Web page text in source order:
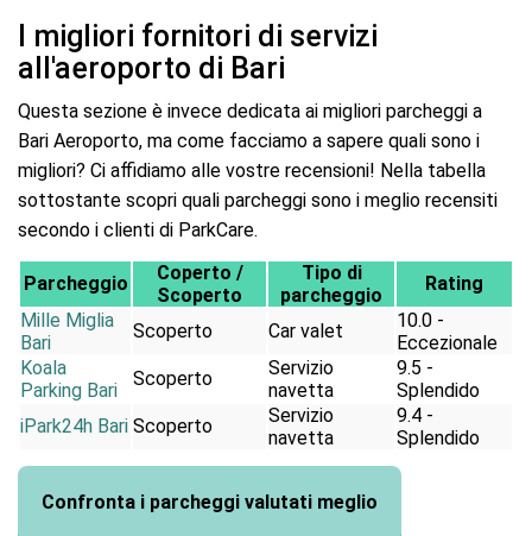
I migliori fornitori di servizi
all'aeroporto di Bari
Questa sezione è invece dedicata ai migliori parcheggi a
Bari Aeroporto, ma come facciamo a sapere quali sono i
migliori? Ci affidiamo alle vostre recensioni! Nella tabella
sottostante scopri quali parcheggi sono i meglio recensiti
secondo i clienti di ParkCare.
Parcheggio
Coperto /
Scoperto
Tipo di
parcheggio
Rating
Mille Miglia
Bari
Scoperto Car valet
10.0 -
Eccezionale
Koala
Parking Bari
Scoperto
Servizio
navetta
9.5 -
Splendido
iPark24h Bari Scoperto
Servizio
navetta
9.4 -
Splendido
Confronta i parcheggi valutati meglio